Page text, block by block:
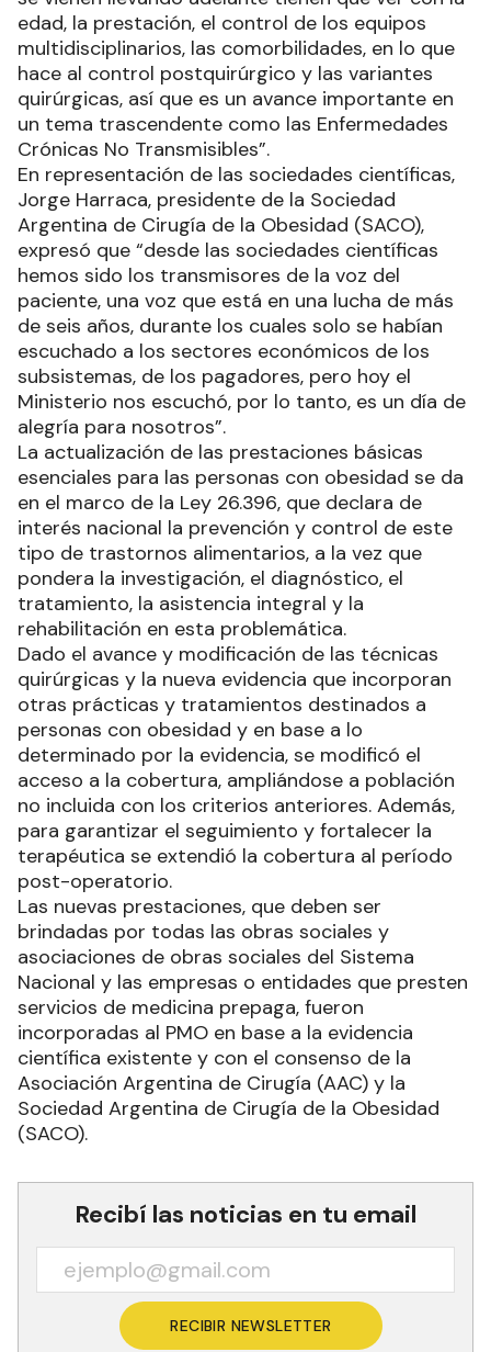
edad, la prestación, el control de los equipos
multidisciplinarios, las comorbilidades, en lo que
hace al control postquirúrgico y las variantes
quirúrgicas, así que es un avance importante en
un tema trascendente como las Enfermedades
Crónicas No Transmisibles”.
En representación de las sociedades científicas,
Jorge Harraca, presidente de la Sociedad
Argentina de Cirugía de la Obesidad (SACO),
expresó que “desde las sociedades científicas
hemos sido los transmisores de la voz del
paciente, una voz que está en una lucha de más
de seis años, durante los cuales solo se habían
escuchado a los sectores económicos de los
subsistemas, de los pagadores, pero hoy el
Ministerio nos escuchó, por lo tanto, es un día de
alegría para nosotros”.
La actualización de las prestaciones básicas
esenciales para las personas con obesidad se da
en el marco de la Ley 26.396, que declara de
interés nacional la prevención y control de este
tipo de trastornos alimentarios, a la vez que
pondera la investigación, el diagnóstico, el
tratamiento, la asistencia integral y la
rehabilitación en esta problemática.
Dado el avance y modificación de las técnicas
quirúrgicas y la nueva evidencia que incorporan
otras prácticas y tratamientos destinados a
personas con obesidad y en base a lo
determinado por la evidencia, se modificó el
acceso a la cobertura, ampliándose a población
no incluida con los criterios anteriores. Además,
para garantizar el seguimiento y fortalecer la
terapéutica se extendió la cobertura al período
post-operatorio.
Las nuevas prestaciones, que deben ser
brindadas por todas las obras sociales y
asociaciones de obras sociales del Sistema
Nacional y las empresas o entidades que presten
servicios de medicina prepaga, fueron
incorporadas al PMO en base a la evidencia
científica existente y con el consenso de la
Asociación Argentina de Cirugía (AAC) y la
Sociedad Argentina de Cirugía de la Obesidad
(SACO).
Recibí las noticias en tu email
RECIBIR NEWSLETTER